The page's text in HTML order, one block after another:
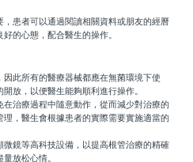
患者可以通過閱讀相關資料或朋友的經曆
的心態，配合醫生的操作。
此所有的醫療器械都應在無菌環境下使
放，以便醫生能夠順利進行操作。
治療過程中隨意動作，從而減少對治療的
，醫生會根據患者的實際需要實施適當的
鏡等高科技設備，以提高根管治療的精確
放松心情。